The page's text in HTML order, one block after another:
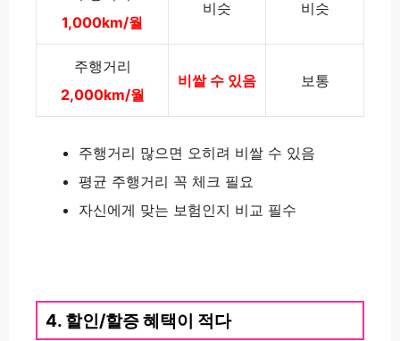
1,000km/월
비슷 비슷
주행거리
2,000km/월
비쌀 수 있음 보통
주행거리 많으면 오히려 비쌀 수 있음
평균 주행거리 꼭 체크 필요
자신에게 맞는 보험인지 비교 필수
4. 할인/할증 혜택이 적다